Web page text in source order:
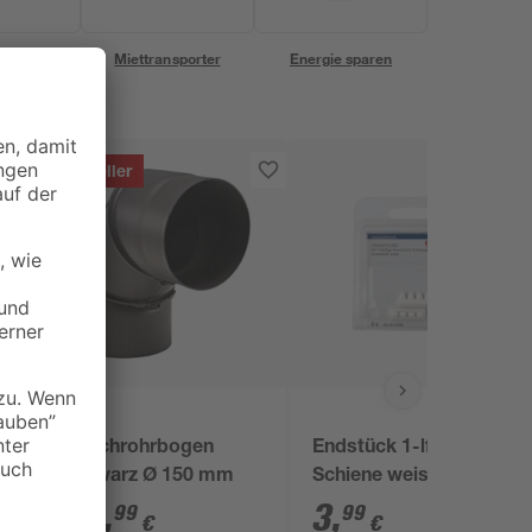
Miettransporter Energie sparen
Bestseller
Rauchrohrbogen
schwarz Ø 150 mm
,99 €
Endstück 1-lfg. f. Alu-
Schiene weiss
3,99 €